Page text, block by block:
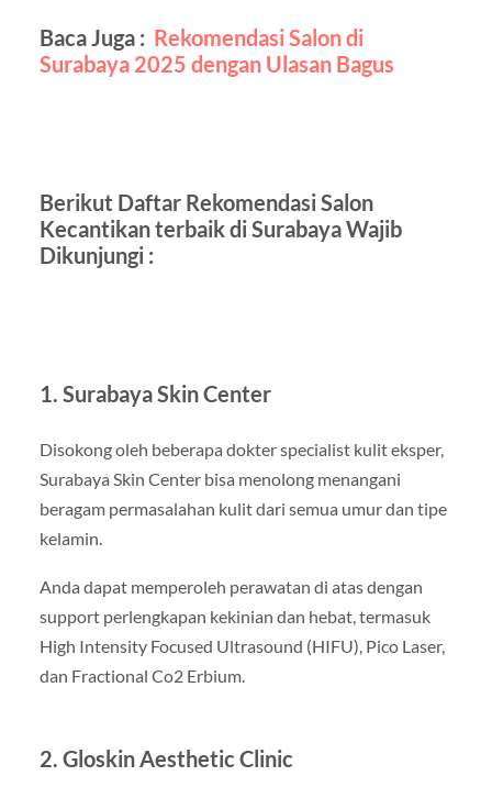
Baca Juga : Rekomendasi Salon di
Surabaya 2025 dengan Ulasan Bagus
Berikut Daftar Rekomendasi Salon
Kecantikan terbaik di Surabaya Wajib
Dikunjungi :
1. Surabaya Skin Center
Disokong oleh beberapa dokter specialist kulit eksper,
Surabaya Skin Center bisa menolong menangani
beragam permasalahan kulit dari semua umur dan tipe
kelamin.
Anda dapat memperoleh perawatan di atas dengan
support perlengkapan kekinian dan hebat, termasuk
High Intensity Focused Ultrasound (HIFU), Pico Laser,
dan Fractional Co2 Erbium.
2. Gloskin Aesthetic Clinic